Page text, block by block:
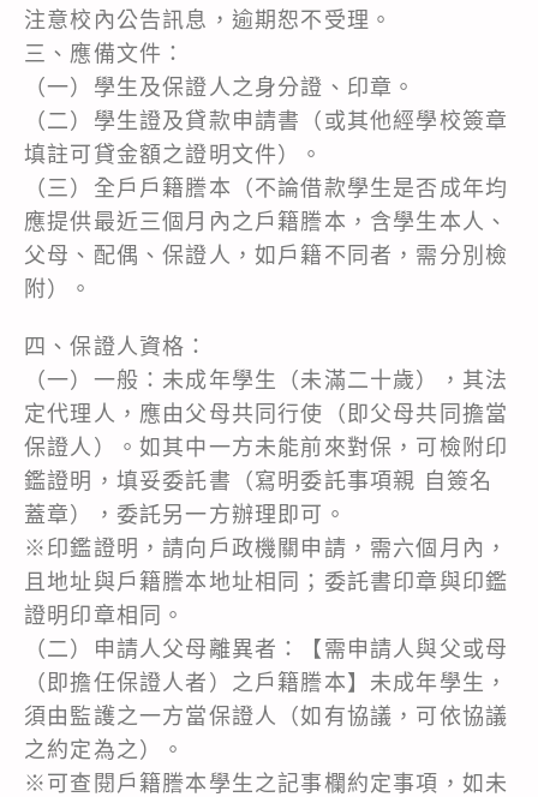
注意校內公告訊息，逾期恕不受理。
三、應備文件：
（一）學生及保證人之身分證、印章。
（二）學生證及貸款申請書（或其他經學校簽章
填註可貸金額之證明文件）。
（三）全戶戶籍謄本（不論借款學生是否成年均
應提供最近三個月內之戶籍謄本，含學生本人、
父母、配偶、保證人，如戶籍不同者，需分別檢
附）。
四、保證人資格：
（一）一般：未成年學生（未滿二十歲），其法
定代理人，應由父母共同行使（即父母共同擔當
保證人）。如其中一方未能前來對保，可檢附印
鑑證明，填妥委託書（寫明委託事項親 自簽名
蓋章），委託另一方辦理即可。
※印鑑證明，請向戶政機關申請，需六個月內，
且地址與戶籍謄本地址相同；委託書印章與印鑑
證明印章相同。
（二）申請人父母離異者：【需申請人與父或母
（即擔任保證人者）之戶籍謄本】未成年學生，
須由監護之一方當保證人（如有協議，可依協議
之約定為之）。
※可查閱戶籍謄本學生之記事欄約定事項，如未